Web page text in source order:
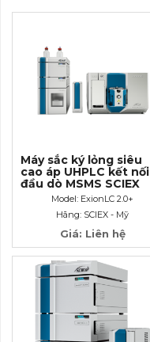
Máy sắc ký lỏng siêu
cao áp UHPLC kết nối
đầu dò MSMS SCIEX
Model: ExionLC 2.0+
Hãng: SCIEX - Mỹ
Giá: Liên hệ